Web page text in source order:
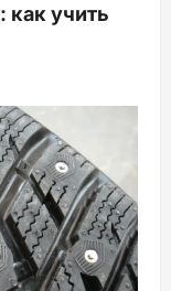
как учить